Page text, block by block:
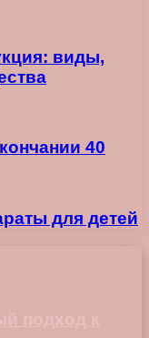
виды,
40
для детей